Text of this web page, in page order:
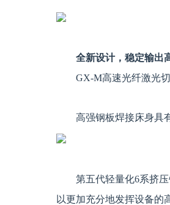
全新设计，稳定输出
GX-M高速光纤激光
高强钢板焊接床身具
第五代轻量化6系挤
以更加充分地发挥设备的